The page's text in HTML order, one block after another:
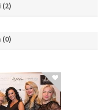
(2)
(0)